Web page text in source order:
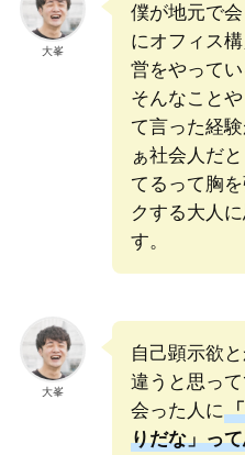
大峯
僕が地元で
にオフィス
営をやってい
そんなこと
て言った経
ぁ社会人だ
てるって胸
クする大人
す。
大峯
自己顕示欲
違うと思っ
会った人に
りだな」っ